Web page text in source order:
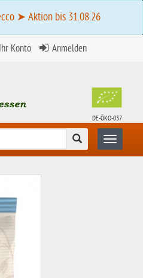
➤ Aktion bis 31.08.26
Ihr Konto Anmelden
DE-ÖKO-037
Suchen Toggle